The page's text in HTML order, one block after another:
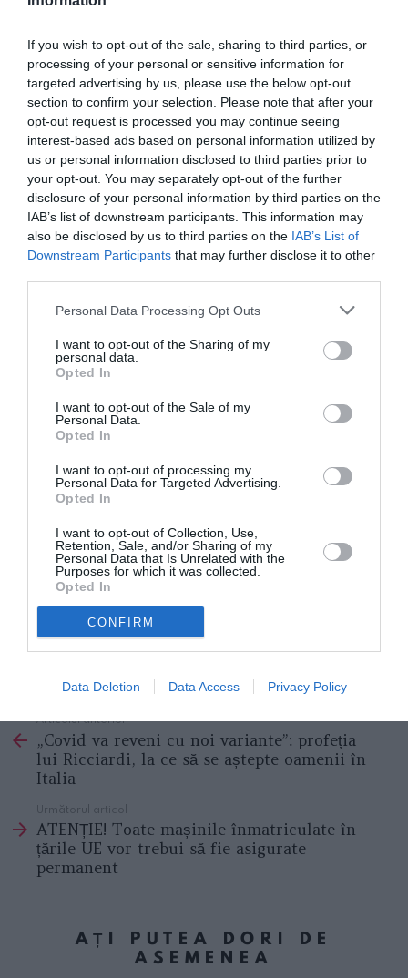
If you wish to opt-out of the sale, sharing to third parties, or
processing of your personal or sensitive information for
targeted advertising by us, please use the below opt-out
section to confirm your selection. Please note that after your
opt-out request is processed you may continue seeing
interest-based ads based on personal information utilized by
us or personal information disclosed to third parties prior to
your opt-out. You may separately opt-out of the further
disclosure of your personal information by third parties on the
IAB’s list of downstream participants. This information may
also be disclosed by us to third parties on the IAB’s List of
Downstream Participants that may further disclose it to other
Personal Data Processing Opt Outs
I want to opt-out of the Sharing of my
personal data.
Opted In
I want to opt-out of the Sale of my
Personal Data.
Opted In
I want to opt-out of processing my
Personal Data for Targeted Advertising.
Opted In
I want to opt-out of Collection, Use,
Retention, Sale, and/or Sharing of my
Personal Data that Is Unrelated with the
Purposes for which it was collected.
Opted In
CONFIRM
Data Deletion Data Access Privacy Policy
pierd locurile de muncă
După cum relatează Kronen Zeitung, numeroase
companii locale de construcții sunt, de asemenea,
afectate de schimbarea bruscă. Regiunea s-a
caracterizat recent prin faptul că s-au făcut o
mulțime de capital și investiții în vile magnifice și
iahturi de lux.
proteja pe angajații disponibilizați.
Potrivit presei din Sardinia, peste 40.000 de ruși își
petrec vacanțele pe Costa Smeralda. „Anul
aici, cu 60 la sută mai puține angajări noi decât în ​​
anul precedent, situația cu greu s-a îmbunătățit”, a
spus Idili.
Războiul din Ucraina și consecințele sale indirecte și
directe sunt acum o altă lovitură pentru insula de
vacanță.
See
more
Articolul anterior
„Covid va reveni cu noi variante”: profeția
lui Ricciardi, la ce să se aștepte oamenii în
Italia
Următorul articol
ATENȚIE! Toate mașinile înmatriculate în
țările UE vor trebui să fie asigurate
permanent
AȚI PUTEA DORI DE
ASEMENEA